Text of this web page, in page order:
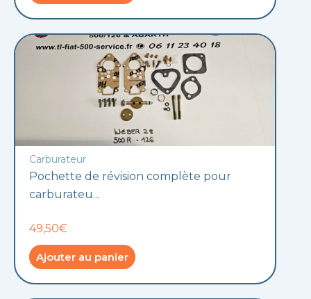
Carburateur
Pochette de révision complète pour
carburateu...
49,50€
Ajouter au panier